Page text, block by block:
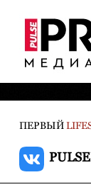
ПЕРВЫЙ